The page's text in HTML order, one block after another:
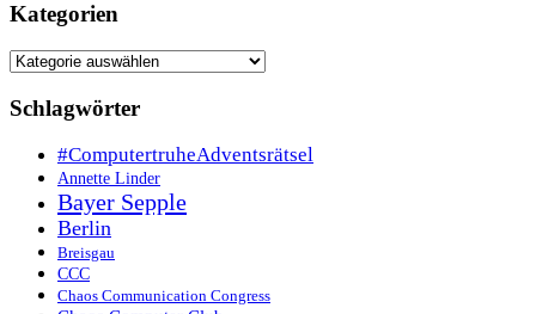
Kategorien
Kategorien
Schlagwörter
#ComputertruheAdventsrätsel
Annette Linder
Bayer Sepple
Berlin
Breisgau
CCC
Chaos Communication Congress